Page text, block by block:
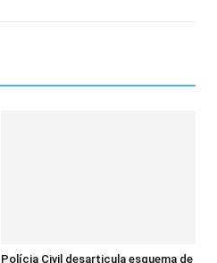
Polícia Civil desarticula esquema de